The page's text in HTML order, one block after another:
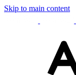
Skip to main content